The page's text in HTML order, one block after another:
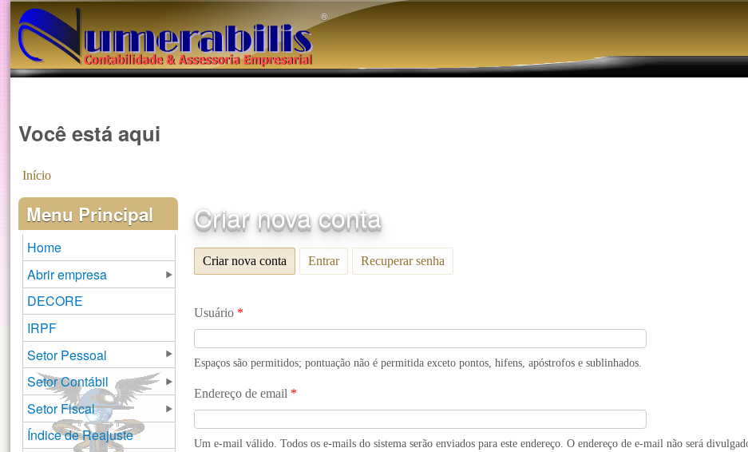
®️
Você está aqui
Início
Criar nova conta
Criar nova conta (aba ativa)
Entrar Recuperar senha
Usuário *
Espaços são permitidos; pontuação não é permitida exceto pontos, hifens, apóstrofos e sublinhados.
Endereço de email *
Um e-mail válido. Todos os e-mails do sistema serão enviados para este endereço. O endereço de e-mail não será
Menu Principal
Home
Abrir empresa
DECORE
IRPF
Setor Pessoal
Setor Contábil
Setor Fiscal
Índice de Reajuste